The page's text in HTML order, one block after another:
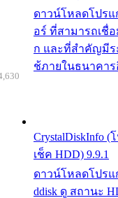
ดาวน์โหลดโปรแ
อร์ ที่สามารถเชื่
ก และที่สำคัญมีร
ช้ภายในธนาคาร
CrystalDiskInfo (
เช็ค HDD) 9.9.1
ดาวน์โหลดโปรแ
ddisk ดู สถานะ